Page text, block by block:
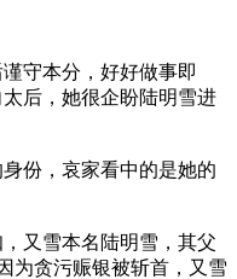
守本分，好好做事即
后，她很企盼陆明雪进
份，哀家看中的是她的
又雪本名陆明雪，其父
为贪污赈银被斩首，又雪